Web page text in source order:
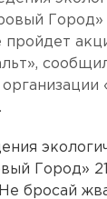
Город»
пройдет
Город»
бросай